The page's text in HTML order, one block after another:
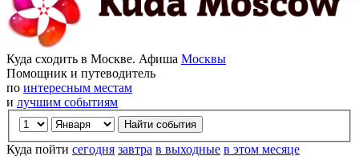
Куда сходить в Москве. Афиша Москвы
Помощник и путеводитель
по интересным местам
и лучшим событиям
Куда пойти сегодня завтра в выходные в этом месяце